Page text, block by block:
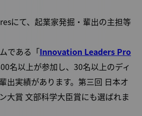
にて、起業家発掘・輩出の主担等
である「Innovation Leaders Pro
名以上が参加し、30名以上のディ
出実績があります。第三回 日本オ
大賞 文部科学大臣賞にも選ばれま